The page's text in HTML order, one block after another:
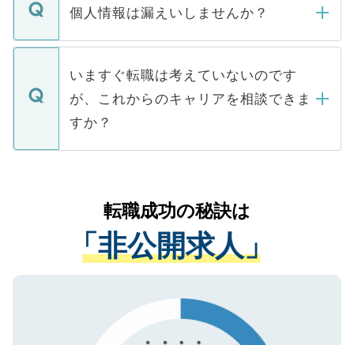
■応募殺到を避けるため 人気のある医療機
関を公にしてしまうと、応募が殺到する場
に、医療機関が求める条件に合った人材の
みを人材紹介会社に依頼するケースが増え
ています。
ん。また、仮に応募先から内定をいただい
定を承諾する必要はありません。内定先へ
の辞退の連絡はキャリアパートナーが行い
個人情報は漏えいしませんか？
個人情報が漏えいすることはありませんの
で、ご安心ください。当サイトからの登録
などで収集したご登録者様の個人情報は、
ご本人のキャリアアップおよび転職活動の
支援を目的に使用いたします。お預かりし
ているすべての個人データはご本人の許可
は、個人情報の取り扱いについての厳密な
管理基準を満たした事業者のみに付与され
る、プライバシーマークを取得済みです。
で、機密保持に関してもご安心ください。
いますぐ転職は考えていないのです
が、これからのキャリアを相談できま
すか？
かがいして、現在の医療機関の状況や紹介
経験をまじえながら、適切なアドバイスを
させていただきます。すぐにご転職をされ
ない方には、長期的なサポートが可能です
ので、まずはご登録ください。
転職成功の秘訣は
「非公開求人」